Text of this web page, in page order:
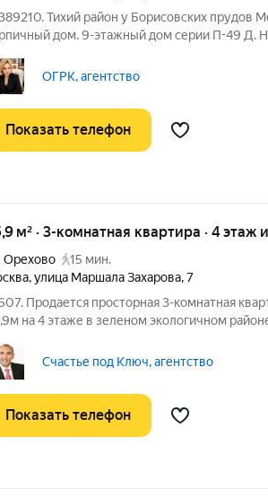
Тихий район у Борисовских прудов
дом. 9-этажный дом серии П-49 Д.
можно добраться до станции
ОГРК, агентство
Показать телефон
м² · 3-комнатная квартира · 4 этаж
Орехово
15 мин.
,улица Маршала Захарова,7
Продается просторная 3-комнатная
на 4 этаже в зеленом экологичном
квартиры три изолированные комнаты, удобная
и раздельный
Счастье под Ключ, агентство
Показать телефон